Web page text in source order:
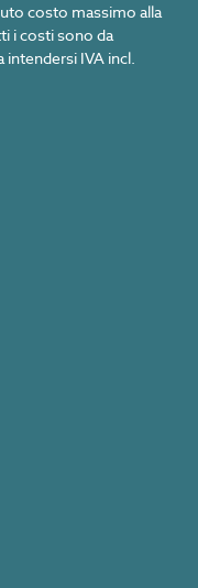
costo massimo alla
i costi sono da
intendersi IVA incl.